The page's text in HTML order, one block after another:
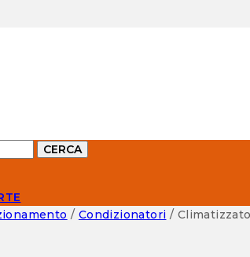
CERCA
/ Condizionatori /